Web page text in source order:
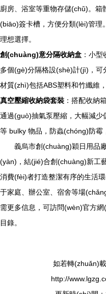
廚房、浴室等重物存儲(chǔ)。
(biāo)簽卡槽，方便分類(lèi)管理
理想選擇。
創(chuàng)意分隔收納盒 ：小
多個(gè)分隔格設(shè)計(jì)，可
材質(zhì)包括ABS塑料和竹纖維
真空壓縮收納袋套裝 ：搭配收納
通過(guò)抽氣泵壓縮，大幅減
等 bulky 物品，防蟲(chóng)防霉
義烏市創(chuàng)穎日用品
(yàn)，結(jié)合創(chuàng)新工
消費(fèi)者打造整潔有序的生活
于家庭、辦公室、宿舍等場
需更多信息，可訪問(wèn)官方
目錄。
如若轉(zhuǎn)
http://